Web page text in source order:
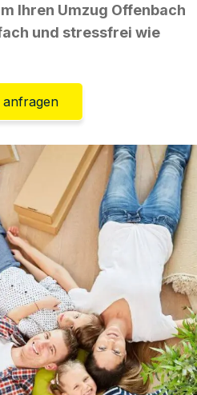
Ihren Umzug Offenbach
und stressfrei wie